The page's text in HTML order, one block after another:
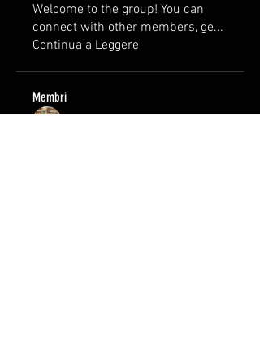
Welcome to the group! You can
connect with other members, ge...
Continua a Leggere
Membri